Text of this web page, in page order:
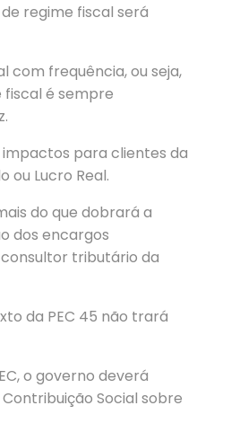
regime fiscal será
com frequência, ou seja,
fiscal é sempre
para clientes da
ou Lucro Real.
do que dobrará a
dos encargos
tributário da
da PEC 45 não trará
o governo deverá
Social sobre